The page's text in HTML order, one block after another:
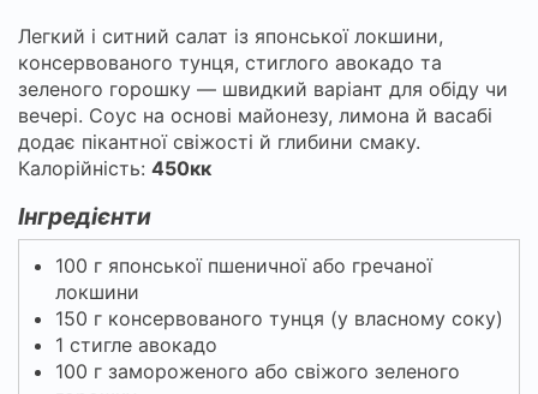
Легкий і ситний салат із японської локшини,
консервованого тунця, стиглого авокадо та
зеленого горошку — швидкий варіант для обіду чи
вечері. Соус на основі майонезу, лимона й васабі
додає пікантної свіжості й глибини смаку.
Калорійність: 450кк
Інгредієнти
100 г японської пшеничної або гречаної
локшини
150 г консервованого тунця (у власному соку)
1 стигле авокадо
100 г замороженого або свіжого зеленого